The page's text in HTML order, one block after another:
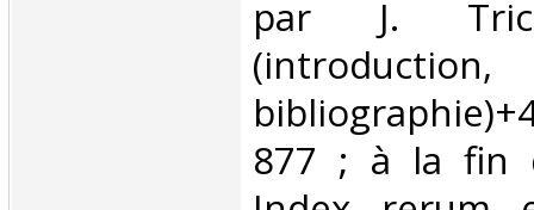
par J.
(introduction,
877 ; à la fin